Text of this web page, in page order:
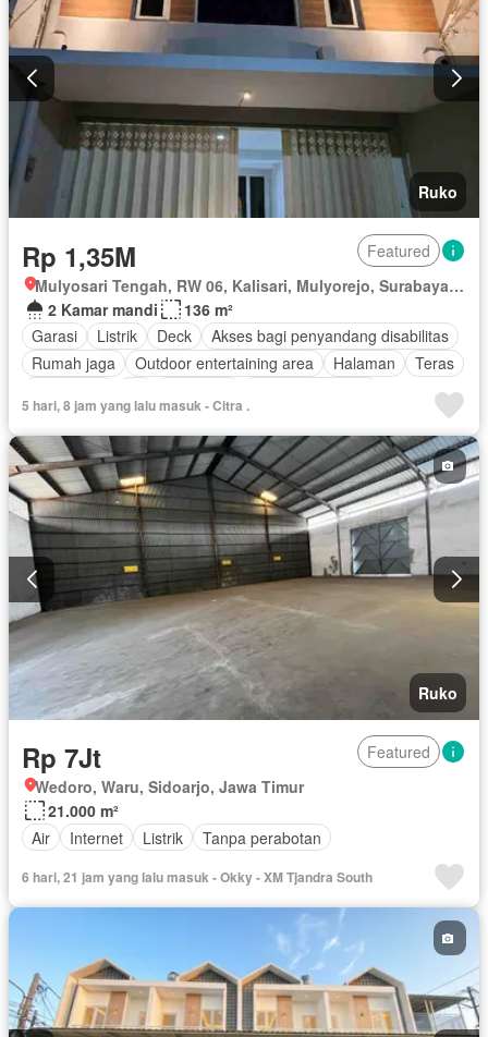
Ruko
Rp 1,35M
Featured
Mulyosari Tengah, RW 06, Kalisari, Mulyorejo, Surabaya, Jawa Timur
2 Kamar mandi
136 m²
Garasi
Listrik Deck
Akses bagi penyandang disabilitas
Rumah jaga
Outdoor entertaining area Halaman
Teras
5 hari, 8 jam yang lalu masuk - Citra .
Ruko
Rp 7Jt
Featured
Wedoro, Waru, Sidoarjo, Jawa Timur
21.000 m²
Air
Internet Listrik Tanpa perabotan
6 hari, 21 jam yang lalu masuk - Okky - XM Tjandra South